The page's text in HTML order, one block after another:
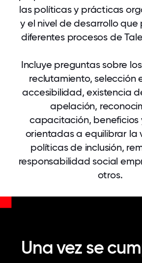
las políticas y prácticas
y el nivel de desarrollo que
diferentes procesos de
Incluye preguntas sobre
reclutamiento, selección
accesibilidad, existencia
apelación,
capacitación, beneficios
orientadas a equilibrar la
políticas de inclusión,
responsabilidad social
otros.
Una vez se